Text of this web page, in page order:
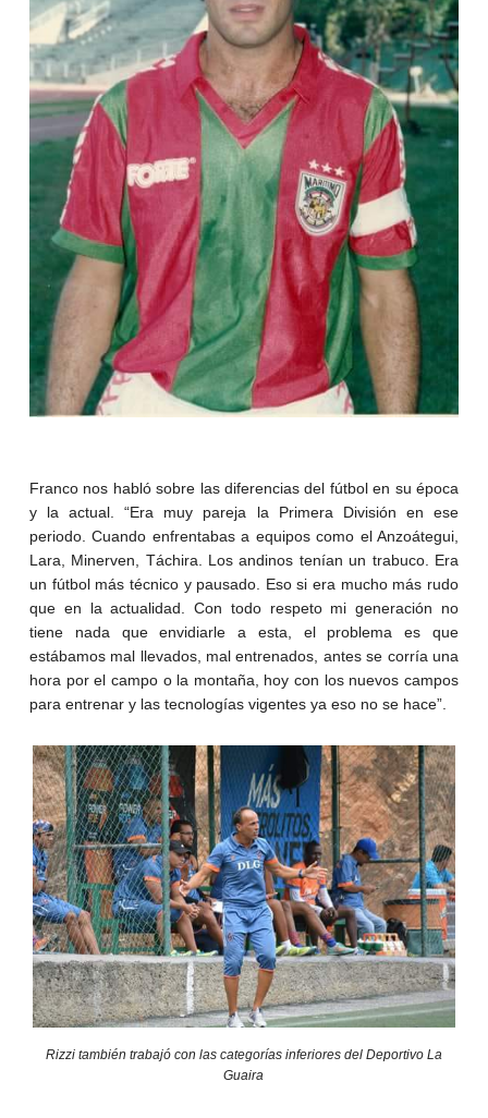
Franco nos habló sobre las diferencias del fútbol en su época
y la actual. “Era muy pareja la Primera División en ese
periodo. Cuando enfrentabas a equipos como el Anzoátegui,
Lara, Minerven, Táchira. Los andinos tenían un trabuco. Era
un fútbol más técnico y pausado. Eso si era mucho más rudo
que en la actualidad. Con todo respeto mi generación no
tiene nada que envidiarle a esta, el problema es que
estábamos mal llevados, mal entrenados, antes se corría una
hora por el campo o la montaña, hoy con los nuevos campos
para entrenar y las tecnologías vigentes ya eso no se hace”.
Rizzi también trabajó con las categorías inferiores del Deportivo La
Guaira